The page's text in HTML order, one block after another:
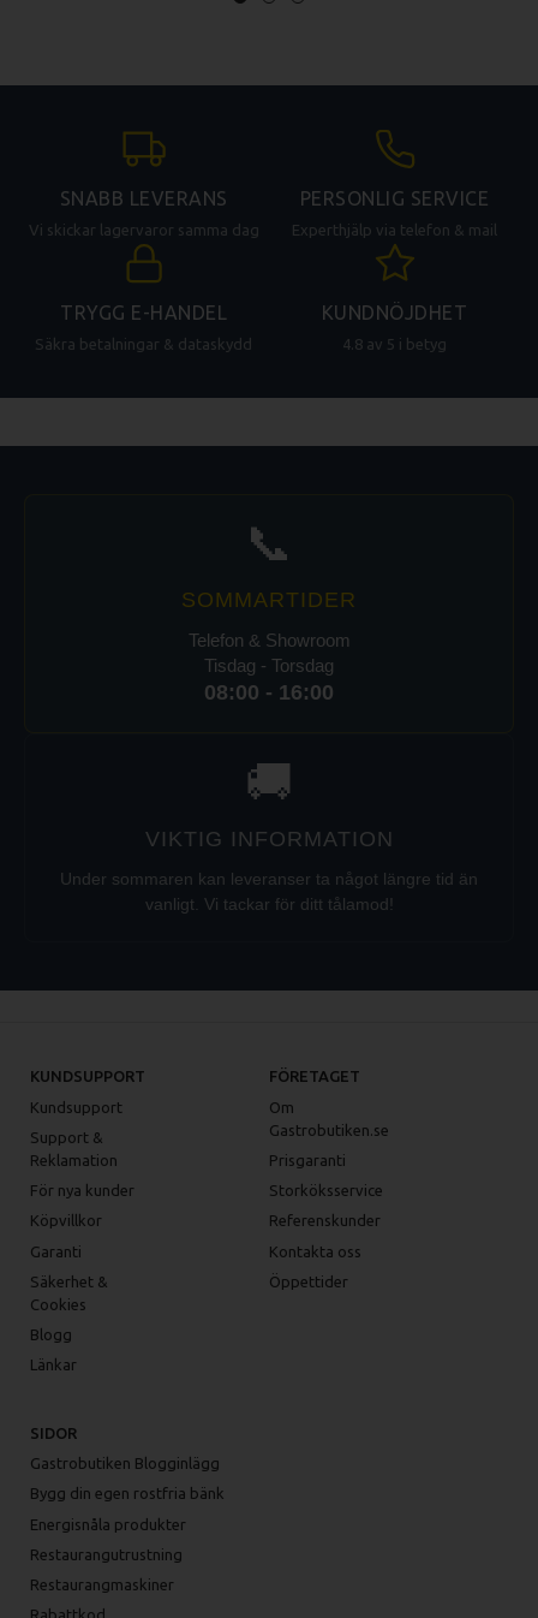
SNABB LEVERANS
Vi skickar lagervaror samma dag
PERSONLIG SERVICE
Experthjälp via telefon & mail
TRYGG E-HANDEL
Säkra betalningar & dataskydd
KUNDNÖJDHET
4.8 av 5 i betyg
📞
SOMMARTIDER
Telefon & Showroom
Tisdag - Torsdag
08:00 - 16:00
🚚
VIKTIG INFORMATION
Under sommaren kan leveranser ta något längre tid än
vanligt. Vi tackar för ditt tålamod!
KUNDSUPPORT
Kundsupport
Support &
Reklamation
För nya kunder
Köpvillkor
Garanti
Säkerhet &
Cookies
Blogg
Länkar
FÖRETAGET
Om
Gastrobutiken.se
Prisgaranti
Storköksservice
Referenskunder
Kontakta oss
Öppettider
SIDOR
Gastrobutiken Blogginlägg
Bygg din egen rostfria bänk
Energisnåla produkter
Restaurangutrustning
Restaurangmaskiner